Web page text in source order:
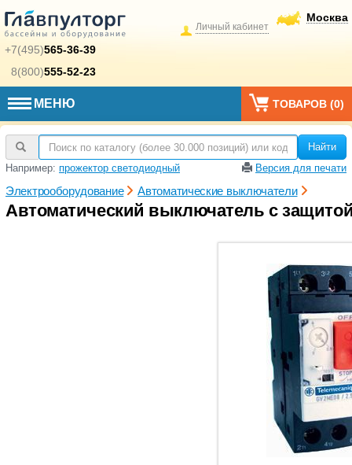
+7(495)565-36-39
8(800)555-52-23
Москва
Личный кабинет
МЕНЮ ТОВАРОВ (0)
Найти
Например: прожектор светодиодный Версия для печати
Электрооборудование Автоматические выключатели
Автоматический выключатель с защитой